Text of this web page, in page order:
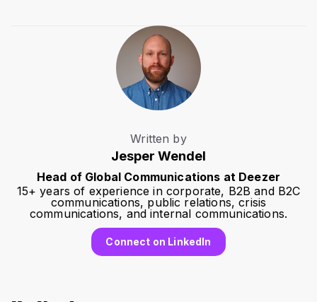
Written by
Jesper Wendel
Head of Global Communications at Deezer
15+ years of experience in corporate, B2B and B2C
communications, public relations, crisis
communications, and internal communications.
Connect on LinkedIn